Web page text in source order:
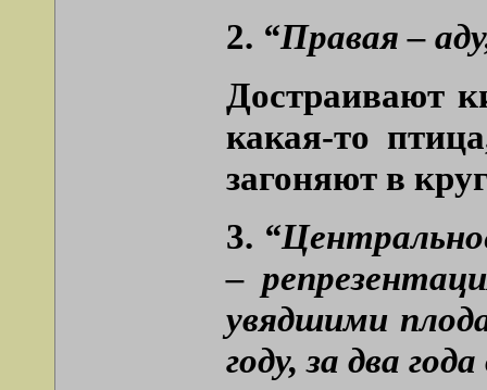
2. “Правая –
Достраивают
какая-то
загоняют в
3.
–
увядшими
году, за два